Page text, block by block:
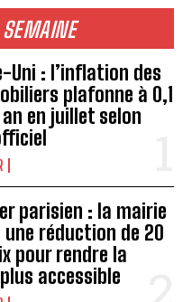
Uni : l’inflation des
plafonne à 0,1
en juillet selon
parisien : la mairie
une réduction de 20
pour rendre la
accessible